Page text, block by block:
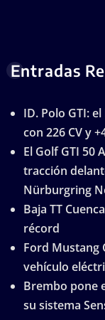
Entradas
ID. Polo GTI:
con 226 CV y
El Golf GTI 50
tracción
Nürburgring
Baja TT
récord
Ford Mustang
vehículo
Brembo pone
su sistema